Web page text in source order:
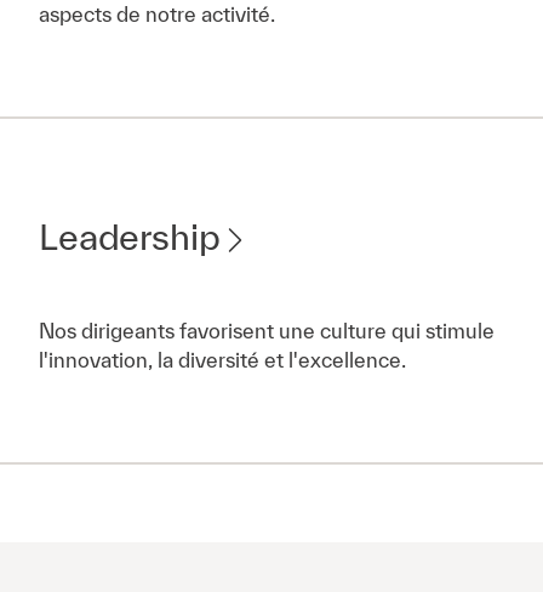
aspects de notre activité.
Leadership
Nos dirigeants favorisent une culture qui stimule
l'innovation, la diversité et l'excellence.